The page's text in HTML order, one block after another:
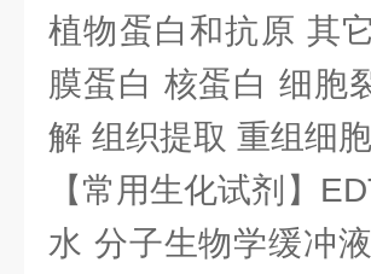
植物蛋白和抗原 其
膜蛋白 核蛋白 细胞
解 组织提取 重组细
【常用生化试剂】
水 分子生物学缓冲